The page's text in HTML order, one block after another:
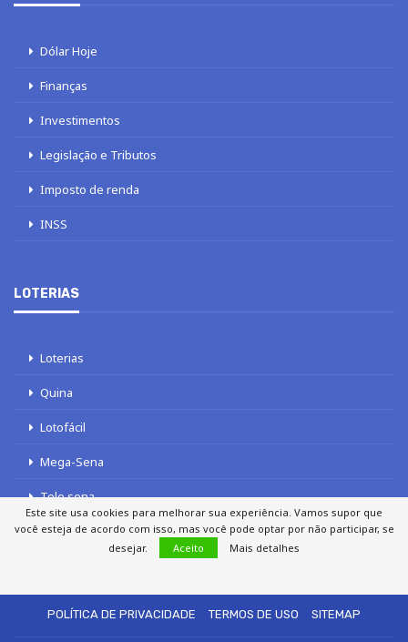
Dólar Hoje
Finanças
Investimentos
Legislação e Tributos
Imposto de renda
INSS
LOTERIAS
Loterias
Quina
Lotofácil
Mega-Sena
Tele sena
POLÍTICA DE PRIVACIDADE
TERMOS DE USO SITEMAP
Este site usa cookies para melhorar sua experiência. Vamos supor que
você esteja de acordo com isso, mas você pode optar por não participar, se
desejar.
Aceito Mais detalhes